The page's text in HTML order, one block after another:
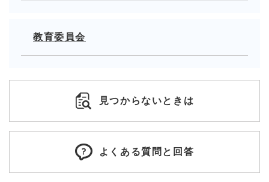
教育委員会
見つからないときは
よくある質問と回答